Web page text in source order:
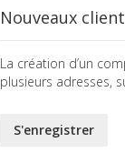
Nouveaux
La création d’un
plusieurs adresses,
S'enregistrer